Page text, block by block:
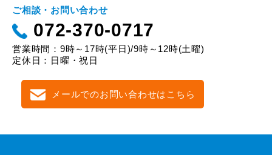
ご相談・お問い合わせ
072-370-0717
営業時間：9時～17時(平日)/9時～12時(土曜)
定休日：日曜・祝日
メールでのお問い合わせはこちら